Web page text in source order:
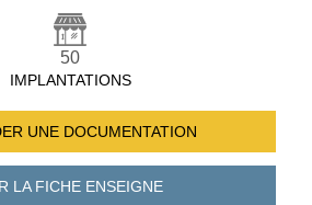
50
IMPLANTATIONS
UNE DOCUMENTATION
LA FICHEENSEIGNE